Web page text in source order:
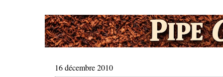
16 décembre 2010